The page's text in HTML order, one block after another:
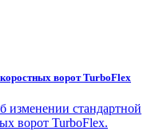
ворот TurboFlex
изменении стандартной
ворот TurboFlex.